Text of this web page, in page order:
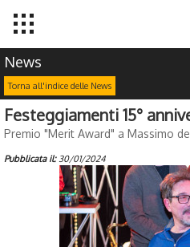
News
Torna all'indice delle News
Festeggiamenti 15°
Premio "Merit Award" a Massimo
Pubblicata il:30/01/2024